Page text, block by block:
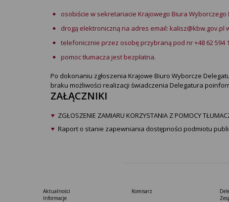
osobiście w sekretariacie Krajowego Biura
drogą elektroniczną na adres email: kalisz@kbw.gov.pl
telefonicznie przez osobę przybraną pod nr +48 62 594
pomoc tłumacza jest bezpłatna.
Po dokonaniu zgłoszenia Krajowe Biuro Wyborcze
braku możliwości realizacji świadczenia Delegatura
ZAŁĄCZNIKI
ZGŁOSZENIE ZAMIARU KORZYSTANIA Z POMOCY
Raport o stanie zapewniania dostępności podmiotu
Aktualności
Informacje
Komisarz